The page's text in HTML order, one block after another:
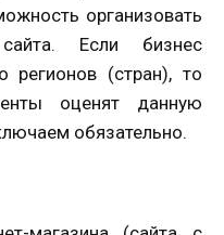
организовать
Если бизнес
регионов (стран), то
оценят данную
обязательно.